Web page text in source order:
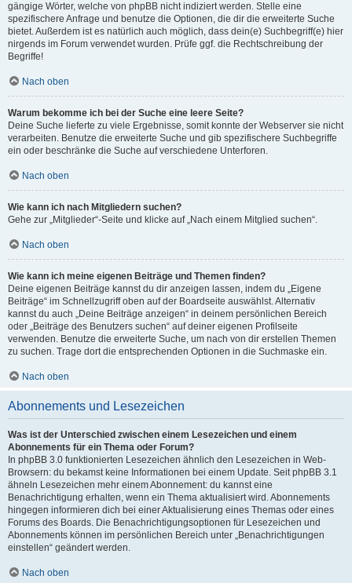
gängige Wörter, welche von phpBB nicht indiziert werden. Stelle eine
spezifischere Anfrage und benutze die Optionen, die dir die erweiterte Suche
bietet. Außerdem ist es natürlich auch möglich, dass dein(e) Suchbegriff(e) hier
nirgends im Forum verwendet wurden. Prüfe ggf. die Rechtschreibung der
Begriffe!
Nach oben
Warum bekomme ich bei der Suche eine leere Seite?
Deine Suche lieferte zu viele Ergebnisse, somit konnte der Webserver sie nicht
verarbeiten. Benutze die erweiterte Suche und gib spezifischere Suchbegriffe
ein oder beschränke die Suche auf verschiedene Unterforen.
Nach oben
Wie kann ich nach Mitgliedern suchen?
Gehe zur „Mitglieder“-Seite und klicke auf „Nach einem Mitglied suchen“.
Nach oben
Wie kann ich meine eigenen Beiträge und Themen finden?
Deine eigenen Beiträge kannst du dir anzeigen lassen, indem du „Eigene
Beiträge“ im Schnellzugriff oben auf der Boardseite auswählst. Alternativ
kannst du auch „Deine Beiträge anzeigen“ in deinem persönlichen Bereich
oder „Beiträge des Benutzers suchen“ auf deiner eigenen Profilseite
verwenden. Benutze die erweiterte Suche, um nach von dir erstellen Themen
zu suchen. Trage dort die entsprechenden Optionen in die Suchmaske ein.
Nach oben
Abonnements und Lesezeichen
Was ist der Unterschied zwischen einem Lesezeichen und einem
Abonnements für ein Thema oder Forum?
In phpBB 3.0 funktionierten Lesezeichen ähnlich den Lesezeichen in Web-
Browsern: du bekamst keine Informationen bei einem Update. Seit phpBB 3.1
ähneln Lesezeichen mehr einem Abonnement: du kannst eine
Benachrichtigung erhalten, wenn ein Thema aktualisiert wird. Abonnements
hingegen informieren dich bei einer Aktualisierung eines Themas oder eines
Forums des Boards. Die Benachrichtigungsoptionen für Lesezeichen und
Abonnements können im persönlichen Bereich unter „Benachrichtigungen
einstellen“ geändert werden.
Nach oben